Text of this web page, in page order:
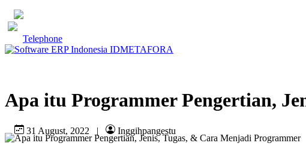
Telephone
Apa itu Programmer Pengertian,
31 August, 2022 | Inggihpangestu